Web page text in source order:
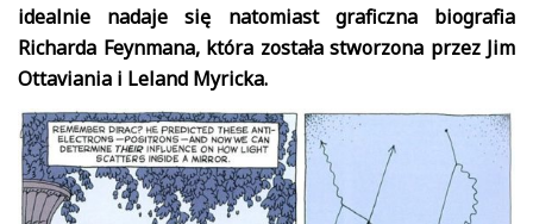
idealnie nadaje się natomiast graficzna biografia
Richarda Feynmana, która została stworzona przez Jim
Ottaviania i Leland Myricka.